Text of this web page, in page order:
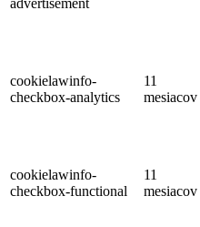
advertisement
cookielawinfo-
checkbox-analytics
11
mesiacov
cookielawinfo-
checkbox-functional
11
mesiacov